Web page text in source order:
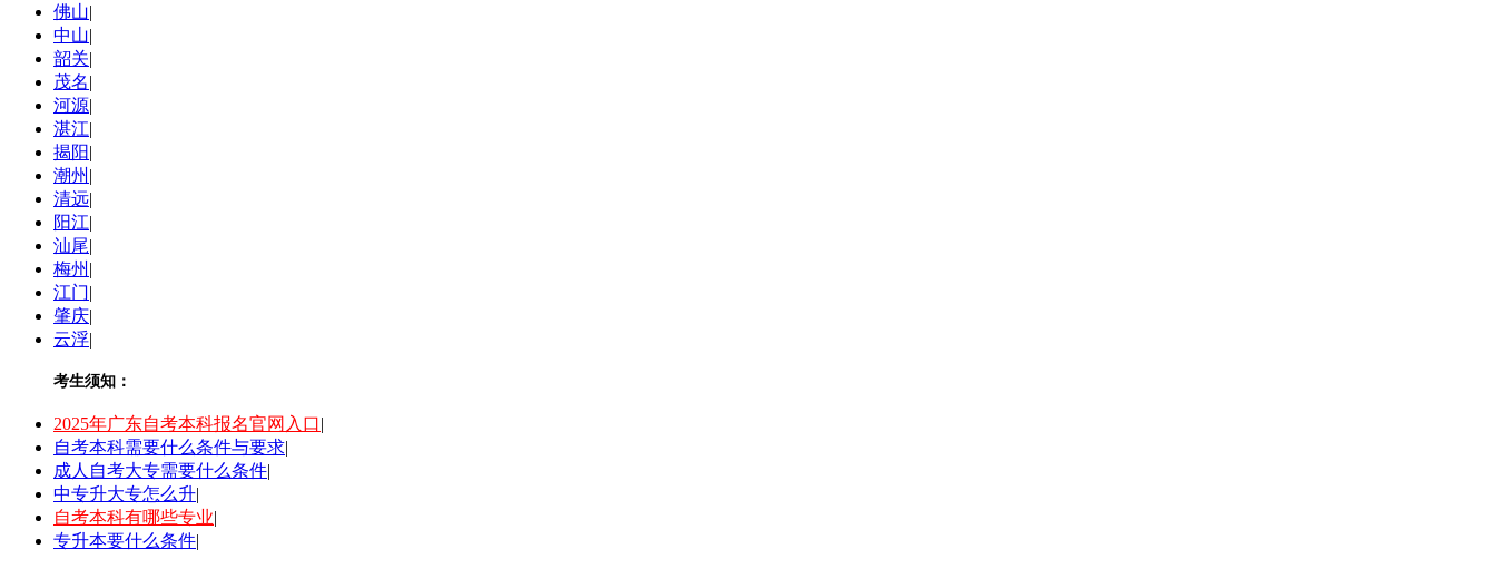
佛山|
中山|
韶关|
茂名|
河源|
湛江|
揭阳|
潮州 |
清远|
阳江|
汕尾|
梅州 |
江门|
肇庆|
云浮|
考生须知：
2025年广东自考本科报名官网入口|
自考本科需要什么条件与要求|
成人自考大专需要什么条件|
中专升大专怎么升|
自考本科有哪些专业|
专升本要什么条件|